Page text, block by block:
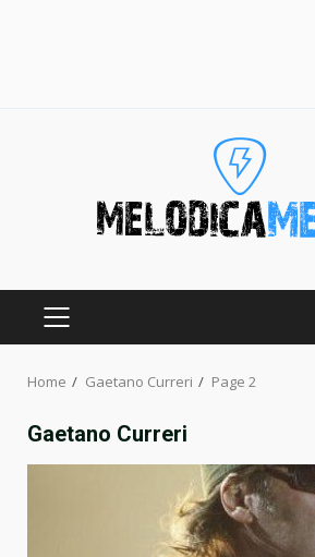
PRIMARY
Home Gaetano Curreri Page 2
Gaetano Curreri